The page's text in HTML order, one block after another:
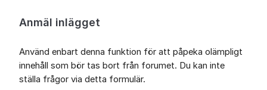
Anmäl inlägget
Använd enbart denna funktion för att påpeka olämpligt
innehåll som bör tas bort från forumet. Du kan inte
ställa frågor via detta formulär.